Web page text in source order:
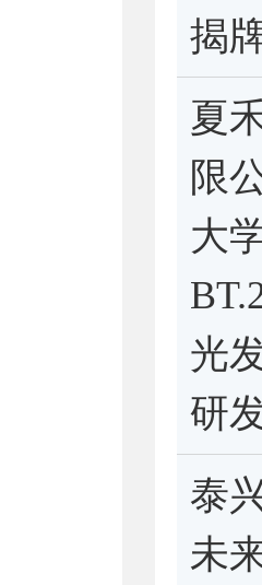
揭
夏
限
大
光
研
泰
未